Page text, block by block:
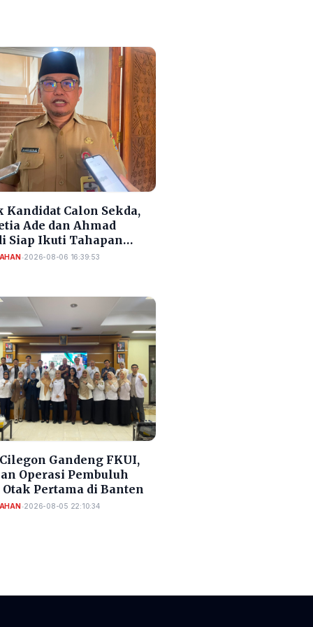
Kandidat Calon Sekda,
Ade dan Ahmad
Siap Ikuti Tahapan
Sekda Cilegon
•2026-08-06 16:39:53
Gandeng FKUI,
Operasi Pembuluh
Pertama di Banten
•2026-08-05 22:10:34